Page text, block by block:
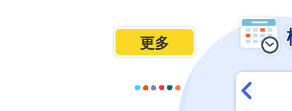
更多